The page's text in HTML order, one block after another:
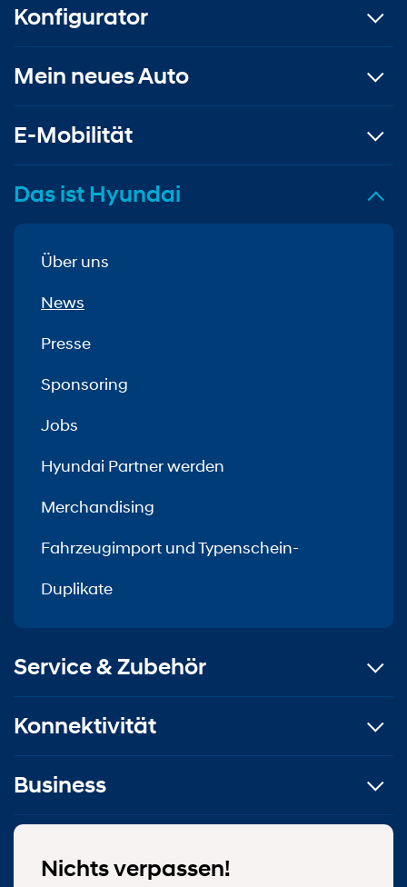
Konfigurator
Mein neues Auto
E-Mobilität
Das ist Hyundai
Über uns
News
Presse
Sponsoring
Jobs
Hyundai Partner werden
Merchandising
Fahrzeugimport und Typenschein-
Duplikate
Service & Zubehör
Konnektivität
Business
Nichts verpassen!